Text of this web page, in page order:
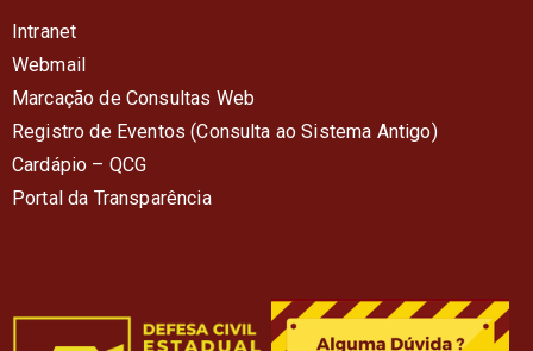
Intranet
Webmail
Marcação de Consultas Web
Registro de Eventos (Consulta ao Sistema Antigo)
Cardápio – QCG
Portal da Transparência